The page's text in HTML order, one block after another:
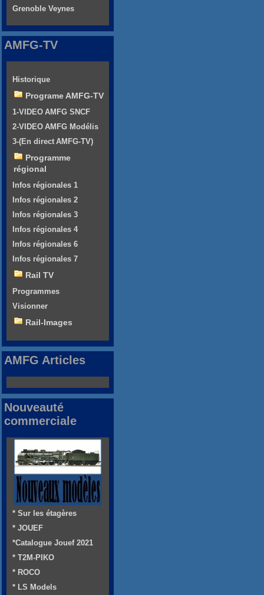
Grenoble Veynes
AMFG-TV
Historique
Programe AMFG-TV
1-VIDEO AMFG SNCF
2-VIDEO AMFG Modélis
3-(En direct AMFG-TV)
Programme
régional
Infos régionales 1
Infos régionales 2
Infos régionales 3
Infos régionales 4
Infos régionales 6
Infos régionales 7
Rail TV
Programmes
Visionner
Rail-Images
AMFG Articles
Nouveauté
commerciale
* Sur les étagères
* JOUEF
*Catalogue Jouef 2021
* T2M-PIKO
* ROCO
* LS Models